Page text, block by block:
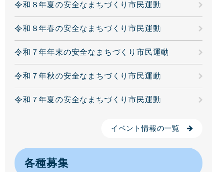
令和８年夏の安全なまちづくり市民運動
令和８年春の安全なまちづくり市民運動
令和７年年末の安全なまちづくり市民運動
令和７年秋の安全なまちづくり市民運動
令和７年夏の安全なまちづくり市民運動
イベント情報の一覧
各種募集